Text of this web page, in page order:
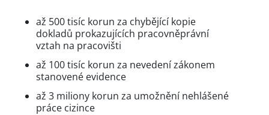
až 500 tisíc korun za chybějící kopie
dokladů prokazujících pracovněprávní
vztah na pracovišti
až 100 tisíc korun za nevedení zákonem
stanovené evidence
až 3 miliony korun za umožnění nehlášené
práce cizince